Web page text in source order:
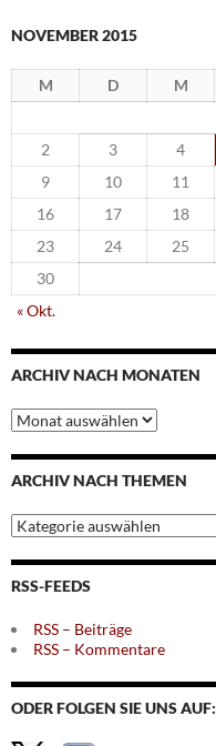
NOVEMBER 2015
M D M
2
3 4
9
10 11
16
17 18
23
24 25
30
« Okt.
ARCHIV NACH MONATEN
Archiv
nach
Monaten
ARCHIV NACH THEMEN
Archiv
nach
Themen
RSS-FEEDS
RSS – Beiträge
RSS – Kommentare
ODER FOLGEN SIE UNS AUF: